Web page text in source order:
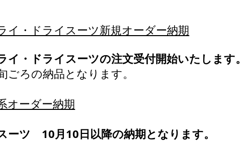
イ・ドライスーツ新規オーダー納期
イ・ドライスーツの注文受付開始いたします。
ごろの納品となります。
オーダー納期
ーツ　10月10日以降の納期となります。